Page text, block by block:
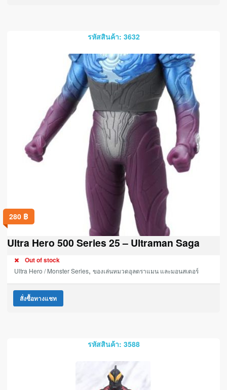
รหัสสินค้า: 3632
280 ฿
Ultra Hero 500 Series 25 – Ultraman Saga
Out of stock
Ultra Hero / Monster Series, ของเล่นหมวดอุลตราแมน และมอนสเตอร์
สั่งซื้อทางแชท
รหัสสินค้า: 3588